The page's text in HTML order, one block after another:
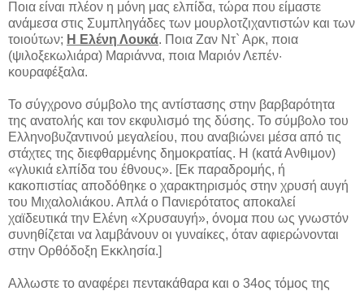
Ποια είναι πλέον η μόνη μας ελπίδα, τώρα που είμαστε
ανάμεσα στις Συμπληγάδες των μουρλοτζιχαντιστών και των
τοιούτων; Η Ελένη Λουκά. Ποια Ζαν Ντ` Αρκ, ποια
(ψιλοξεκωλιάρα) Μαριάννα, ποια Μαριόν Λεπέν·
κουραφέξαλα.
Το σύγχρονο σύμβολο της αντίστασης στην βαρβαρότητα
της ανατολής και τον εκφυλισμό της δύσης. Το σύμβολο του
Ελληνοβυζαντινού μεγαλείου, που αναβιώνει μέσα από τις
στάχτες της διεφθαρμένης δημοκρατίας. Η (κατά Ανθιμον)
«γλυκιά ελπίδα του έθνους». [Εκ παραδρομής, ή
κακοπιστίας αποδόθηκε ο χαρακτηρισμός στην χρυσή αυγή
του Μιχαλολιάκου. Απλά ο Πανιερότατος αποκαλεί
χαϊδευτικά την Ελένη «Χρυσαυγή», όνομα που ως γνωστόν
συνηθίζεται να λαμβάνουν οι γυναίκες, όταν αφιερώνονται
στην Ορθόδοξη Εκκλησία.]
Αλλωστε το αναφέρει πεντακάθαρα και ο 34ος τόμος της